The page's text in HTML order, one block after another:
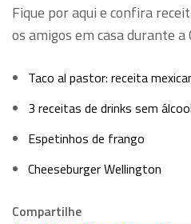
Fique por aqui e confira
os amigos em casa durante a
Taco al pastor: receita
3 receitas de drinks sem álcool
Espetinhos de frango
Cheeseburger Wellington
Compartilhe